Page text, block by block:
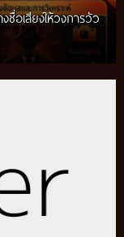
ชื่อเสียงให้วงการวัว